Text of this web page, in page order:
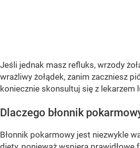
Jeśli jednak masz refluks, wrzody
wrażliwy żołądek, zanim zaczniesz
koniecznie skonsultuj się z lekarzem
Dlaczego błonnik
Błonnik pokarmowy jest niezwykle